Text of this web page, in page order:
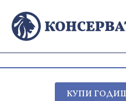
content
КУПИ